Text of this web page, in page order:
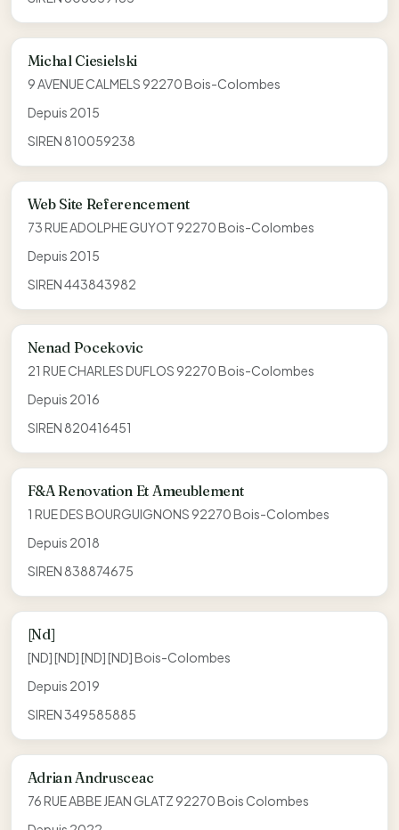
Michal Ciesielski
9 AVENUE CALMELS 92270 Bois-Colombes
Depuis 2015
SIREN 810059238
Web Site Referencement
73 RUE ADOLPHE GUYOT 92270 Bois-Colombes
Depuis 2015
SIREN 443843982
Nenad Pocekovic
21 RUE CHARLES DUFLOS 92270 Bois-Colombes
Depuis 2016
SIREN 820416451
F&A Renovation Et Ameublement
1 RUE DES BOURGUIGNONS 92270 Bois-Colombes
Depuis 2018
SIREN 838874675
[Nd]
[ND] [ND] [ND] [ND] Bois-Colombes
Depuis 2019
SIREN 349585885
Adrian Andrusceac
76 RUE ABBE JEAN GLATZ 92270 Bois Colombes